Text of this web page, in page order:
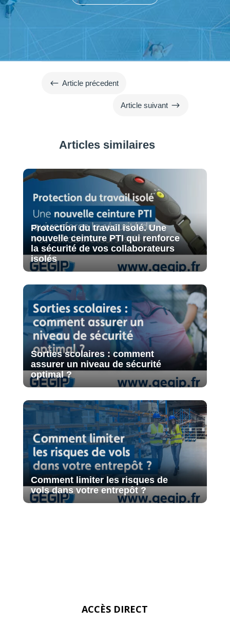
# Article précedent
Article suivant $
Articles similaires
Protection du travail isolé. Une
nouvelle ceinture PTI qui renforce
la sécurité de vos collaborateurs
isolés
Sorties scolaires : comment
assurer un niveau de sécurité
optimal ?
Comment limiter les risques de
vols dans votre entrepôt ?
ACCÈS DIRECT